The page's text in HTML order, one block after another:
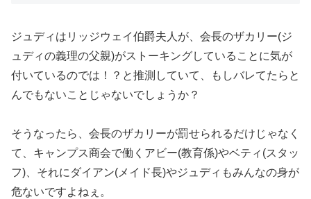
ジュディはリッジウェイ伯爵夫人が、会長のザカリー(ジ
ュディの義理の父親)がストーキングしていることに気が
付いているのでは！？と推測していて、もしバレてたらと
んでもないことじゃないでしょうか？
そうなったら、会長のザカリーが罰せられるだけじゃなく
て、キャンプス商会で働くアビー(教育係)やベティ(スタッ
フ)、それにダイアン(メイド長)やジュディもみんなの身が
危ないですよねぇ。